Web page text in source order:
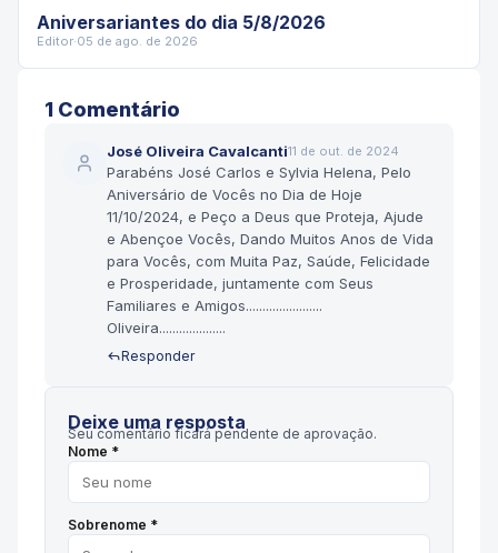
Aniversariantes do dia 5/8/2026
Editor·05 de ago. de 2026
1 Comentário
José Oliveira Cavalcanti11 de out. de 2024
Parabéns José Carlos e Sylvia Helena, Pelo
Aniversário de Vocês no Dia de Hoje
11/10/2024, e Peço a Deus que Proteja, Ajude
e Abençoe Vocês, Dando Muitos Anos de Vida
para Vocês, com Muita Paz, Saúde, Felicidade
e Prosperidade, juntamente com Seus
Familiares e Amigos.......................
Oliveira....................
Responder
Deixe uma resposta
Seu comentário ficará pendente de aprovação.
Nome *
Sobrenome *